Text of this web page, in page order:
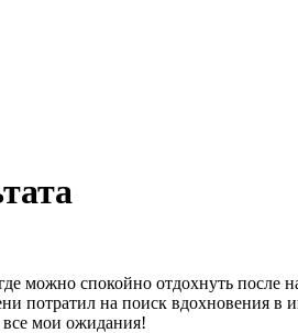
можно спокойно отдохнуть после
потратил на поиск вдохновения в
все мои ожидания!